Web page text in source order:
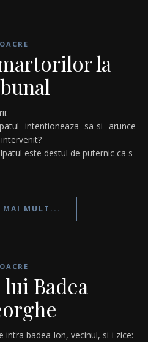
la
intentioneaza sa-si arunce
este destul de puternic ca s-
MAI MULT...
Badea
intra badea Ion, vecinul, si-i zice: